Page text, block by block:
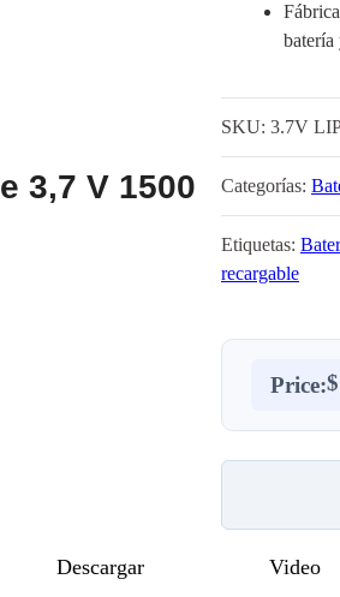
batería
SKU: 3.7V
Categorías:
Etiquetas:
recargable
Price:
Descargar Video
3,7 V 1500